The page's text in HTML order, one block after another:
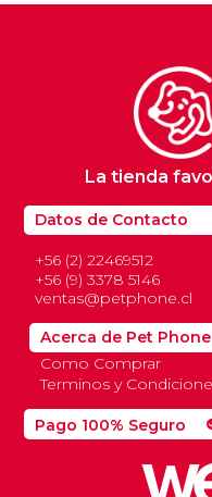
Pago 100% Seguro
Datos de Contacto
+56 (2) 22469512
+56 (9) 3378 5146
ventas@petphone.cl
La tienda
Acerca de Pet Phone
Como Comprar
Terminos y